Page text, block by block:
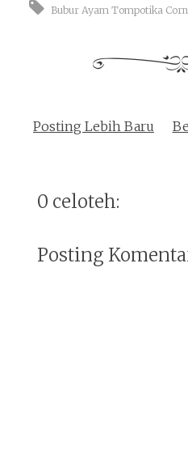
Bubur Ayam Tompotika
Posting Lebih Baru
0 celoteh:
Posting